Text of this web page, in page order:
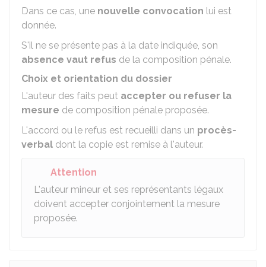
Dans ce cas, une nouvelle convocation lui est
donnée.
S'il ne se présente pas à la date indiquée, son
absence vaut refus de la composition pénale.
Choix et orientation du dossier
L'auteur des faits peut accepter ou refuser la
mesure de composition pénale proposée.
L'accord ou le refus est recueilli dans un procès-
verbal dont la copie est remise à l'auteur.
Attention
L'auteur mineur et ses représentants légaux
doivent accepter conjointement la mesure
proposée.